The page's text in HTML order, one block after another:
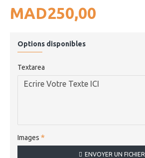
MAD250,00
Options disponibles
Textarea
Images
ENVOYER UN FICHIER